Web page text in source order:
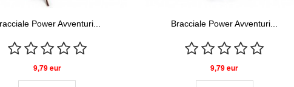
Power Avventuri...
9,79 eur
Bracciale Power Avventuri...
9,79 eur